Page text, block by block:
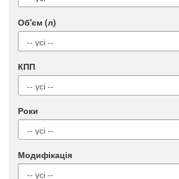
Об'єм (л)
КПП
Роки
Модифікація